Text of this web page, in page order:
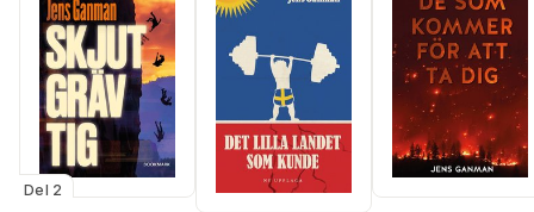
Del 2